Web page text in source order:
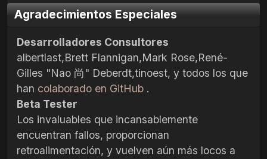
Agradecimientos Especiales
Desarrolladores Consultores
albertlast,Brett Flannigan,Mark Rose,René-
Gilles "Nao 尚" Deberdt,tinoest, y todos los que
han colaborado en GitHub .
Beta Tester
Los invaluables que incansablemente
encuentran fallos, proporcionan
retroalimentación, y vuelven aún más locos a